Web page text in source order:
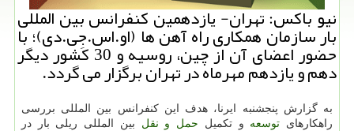
نیو باكس: تهران- یازدهمین كنفرانس بین المللی
بار سازمان همكاری راه آهن ها (او.اس.جِی.دی)؛ با
حضور اعضای آن از چین، روسیه و 30 كشور دیگر
دهم و یازدهم مهرماه در تهران برگزار می گردد.
به گزارش پنجشنبه ایرنا، هدف این كنفرانس بین المللی بررسی
راهكارهای توسعه و تكمیل حمل و نقل بین المللی ریلی بار در